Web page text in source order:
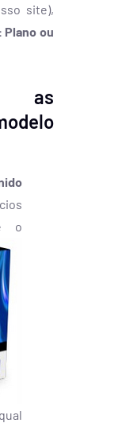
site),
Plano ou
as
o